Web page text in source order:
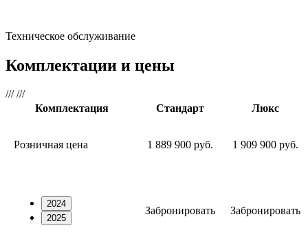
Техническое обслуживание
Комплектации и цены
/// ///
Комплектация
Стандарт Люкс
Розничная цена 1 889 900 руб. 1 909 900 руб.
2024
2025
Забронировать Забронировать